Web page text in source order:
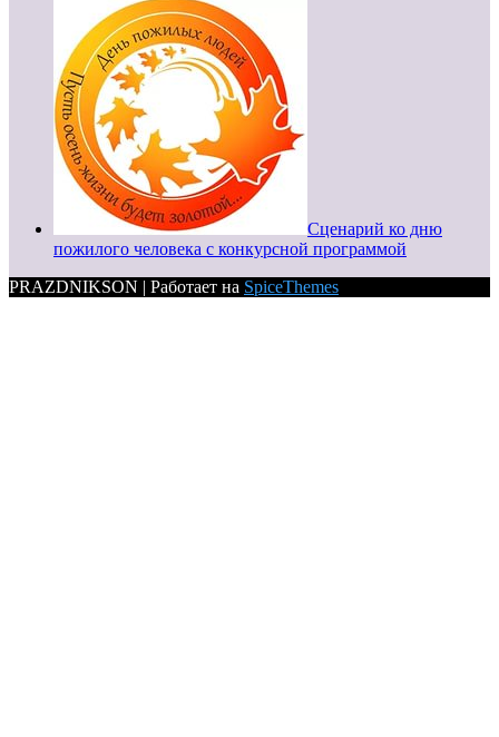
Сценарий ко дню
пожилого человека с конкурсной программой
PRAZDNIKSON | Работает на SpiceThemes